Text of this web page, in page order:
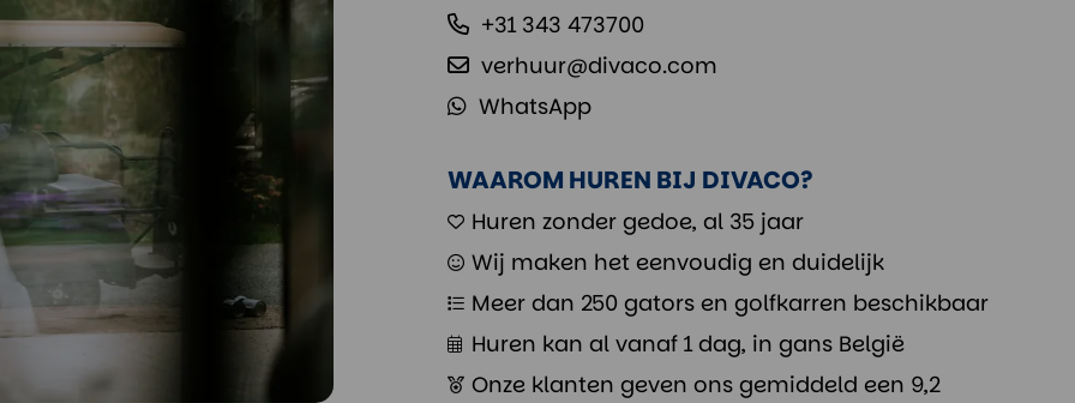
+31 343 473700
verhuur@divaco.com
WhatsApp
WAAROM HUREN BIJ DIVACO?
Huren zonder gedoe, al 35 jaar
Wij maken het eenvoudig en duidelijk
Meer dan 250 gators en golfkarren beschikbaar
Huren kan al vanaf 1 dag, in gans België
Onze klanten geven ons gemiddeld een 9,2